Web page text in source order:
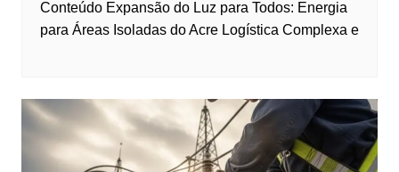
Conteúdo Expansão do Luz para Todos: Energia
para Áreas Isoladas do Acre Logística Complexa e